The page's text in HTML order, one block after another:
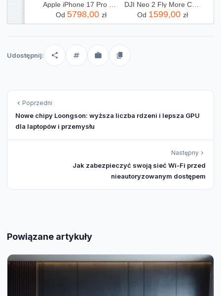
Od 5798,00 zł
DJI Neo 2 Fly More Combo (RC-N3)
Od 1599,00 zł
Udostępnij:
Poprzedni
Nowe chipy Loongson: wyższa liczba rdzeni i lepsza GPU
dla laptopów i przemysłu
Następny
Jak zabezpieczyć swoją sieć Wi-Fi przed
nieautoryzowanym dostępem
Powiązane artykuły